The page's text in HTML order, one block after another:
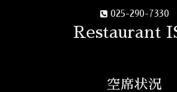
025-290-7330
Restaurant
空席状況